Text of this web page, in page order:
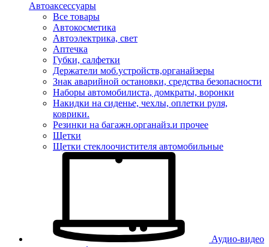
Автоаксессуары
Все товары
Автокосметика
Автоэлектрика, свет
Аптечка
Губки, салфетки
Держатели моб.устройств,органайзеры
Знак аварийной остановки, средства безопасности
Наборы автомобилиста, домкраты, воронки
Накидки на сиденье, чехлы, оплетки руля,
коврики.
Резинки на багажн.органайз.и прочее
Щетки
Щетки стеклоочистителя автомобильные
Аудио-видео